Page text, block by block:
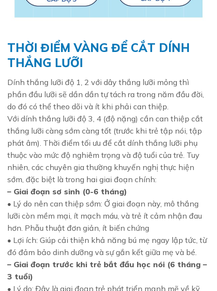
THỜI ĐIỂM VÀNG ĐỂ CẮT DÍNH
THẮNG LƯỠI
Dính thắng lưỡi độ 1, 2 với dây thắng lưỡi mỏng thì
phần đầu lưỡi sẽ dần dần tự tách ra trong năm đầu đời,
do đó có thể theo dõi và ít khi phải can thiệp.
Với dính thắng lưỡi độ 3, 4 (độ nặng) cần can thiệp cắt
thắng lưỡi càng sớm càng tốt (trước khi trẻ tập nói, tập
phát âm). Thời điểm tối ưu để cắt dính thắng lưỡi phụ
thuộc vào mức độ nghiêm trọng và độ tuổi của trẻ. Tuy
nhiên, các chuyên gia thường khuyến nghị thực hiện
sớm, đặc biệt là trong hai giai đoạn chính:
– Giai đoạn sơ sinh (0-6 tháng)
• Lý do nên can thiệp sớm: Ở giai đoạn này, mô thắng
lưỡi còn mềm mại, ít mạch máu, và trẻ ít cảm nhận đau
hơn. Phẫu thuật đơn giản, ít biến chứng
• Lợi ích: Giúp cải thiện khả năng bú mẹ ngay lập tức, từ
đó đảm bảo dinh dưỡng và sự gắn kết giữa mẹ và bé.
– Giai đoạn trước khi trẻ bắt đầu học nói (6 tháng –
3 tuổi)
• Lý do: Đây là giai đoạn trẻ phát triển mạnh mẽ về kỹ